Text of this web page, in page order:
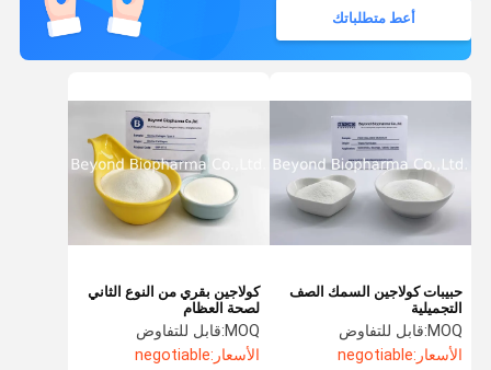
أعط متطلباتك
حبيبات كولاجين السمك الصف
التجميلية
MOQ: قابل للتفاوض
الأسعار:negotiable
كولاجين بقري من النوع الثاني
لصحة العظام
MOQ: قابل للتفاوض
الأسعار:negotiable